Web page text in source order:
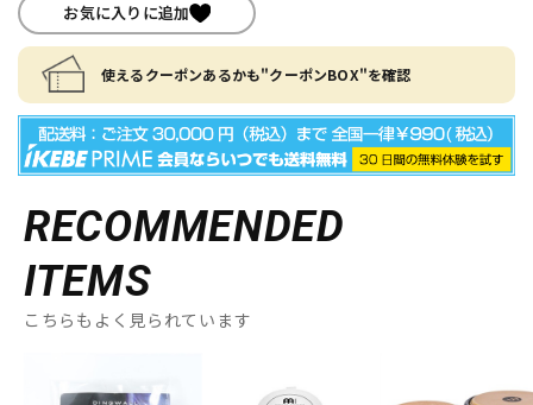
お気に入りに追加
使えるクーポンあるかも"クーポンBOX"を確認
RECOMMENDED
ITEMS
こちらもよく見られています